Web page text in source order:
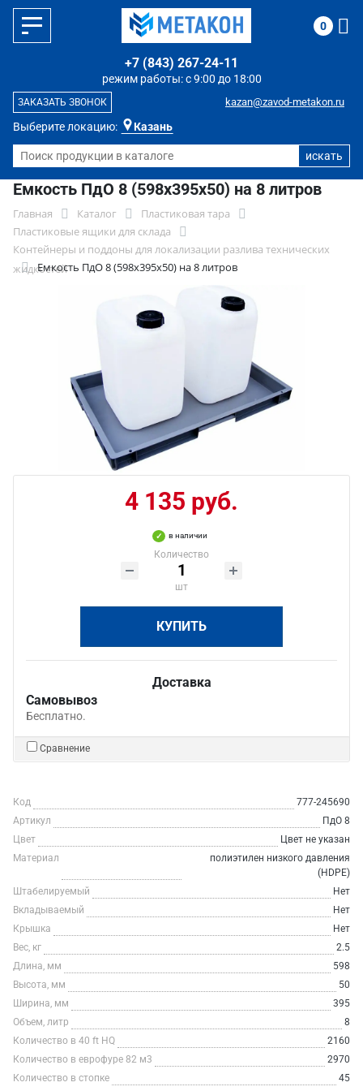
Выберите локацию: Казань
режим работы: с 9:00 до 18:00
+7 (843) 267-24-11
kazan@zavod-metakon.ru
ЗАКАЗАТЬ ЗВОНОК
0
Емкость ПдО 8 (598х395х50) на 8 литров
Главная Каталог
Пластиковая тара
Пластиковые ящики для склада
Контейнеры и поддоны для локализации разлива технических
жидкостей
Емкость ПдО 8 (598х395х50) на 8 литров
4 135 руб.
в наличии
Количество
шт
КУПИТЬ
Доставка
Самовывоз
Бесплатно.
Сравнение
Код
777-245690
Артикул
ПдО 8
Цвет
Цвет не указан
Материал
полиэтилен низкого давления
(HDPE)
Штабелируемый
Нет
Вкладываемый
Нет
Крышка
Нет
Вес, кг
2.5
Длина, мм
598
Высота, мм
50
Ширина, мм
395
Объем, литр
8
Количество в 40 ft HQ
2160
Количество в еврофуре 82 м3
2970
Количество в стопке
45